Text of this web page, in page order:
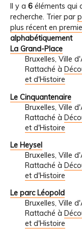
Il y a 6 éléments qui
recherche. Trier par
plus récent en
alphabétiquement
La Grand-Place
Bruxelles, Ville
Rattaché à
et d'Histoire
Le Cinquantenaire
Bruxelles, Ville
Rattaché à
et d'Histoire
Le Heysel
Bruxelles, Ville
Rattaché à
et d'Histoire
Le parc Léopold
Bruxelles, Ville
Rattaché à
et d'Histoire